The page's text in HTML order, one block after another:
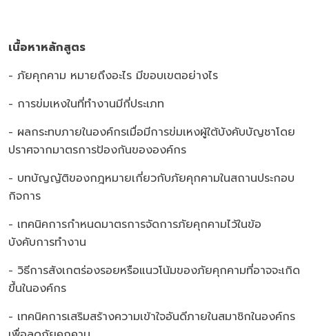
เนื้อหาหลักสูตร
- ภัยคุกคาม หมายถึงอะไร มีขอบเขตอย่างไร
- การข่มเหงในที่ทำงานมีกี่ประเภท
- ผลกระทบภายในองค์กรเมื่อมีการข่มเหงผู้ใต้บังคับบัญชาโดย
ปราศจากมาตรการป้องกันขององค์กร
- บทบัญญัติของกฎหมายเกี่ยวกับภัยคุกคามในสถานประกอบ
กิจการ
- เทคนิคการกำหนดมาตรการจัดการภัยคุกคามไว้ในข้อ
บังคับการทำงาน
- วิธีการสังเกตร่องรอยหรือแนวโน้มของภัยคุกคามที่อาจจะเกิด
ขึ้นในองค์กร
- เทคนิคการเสริมสร้างความเข้าใจอันดีภายในสมาชิกในองค์กร